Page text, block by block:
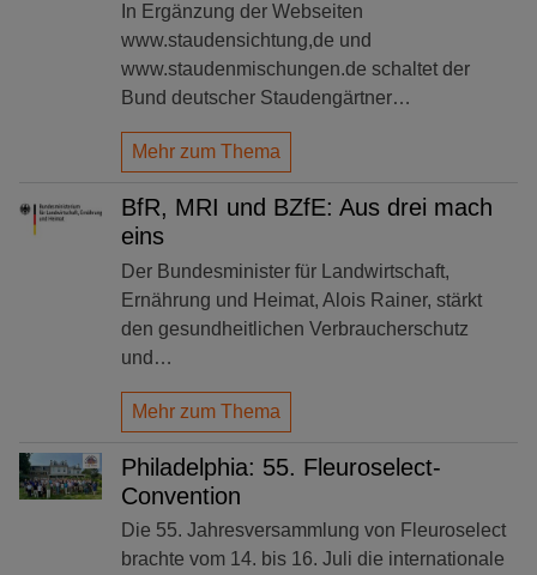
In Ergänzung der Webseiten
www.staudensichtung,de und
www.staudenmischungen.de schaltet der
Bund deutscher Staudengärtner…
Mehr zum Thema
BfR, MRI und BZfE: Aus drei mach
eins
Der Bundesminister für Landwirtschaft,
Ernährung und Heimat, Alois Rainer, stärkt
den gesundheitlichen Verbraucherschutz
und…
Mehr zum Thema
Philadelphia: 55. Fleuroselect-
Convention
Die 55. Jahresversammlung von Fleuroselect
brachte vom 14. bis 16. Juli die internationale